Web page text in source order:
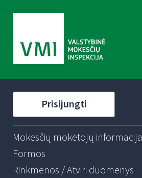
Prisijungti
Mokesčių mokėtojų informacija
Formos
Rinkmenos / Atviri duomenys